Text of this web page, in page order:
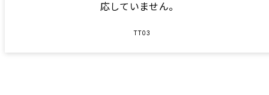
応していません。
TT03